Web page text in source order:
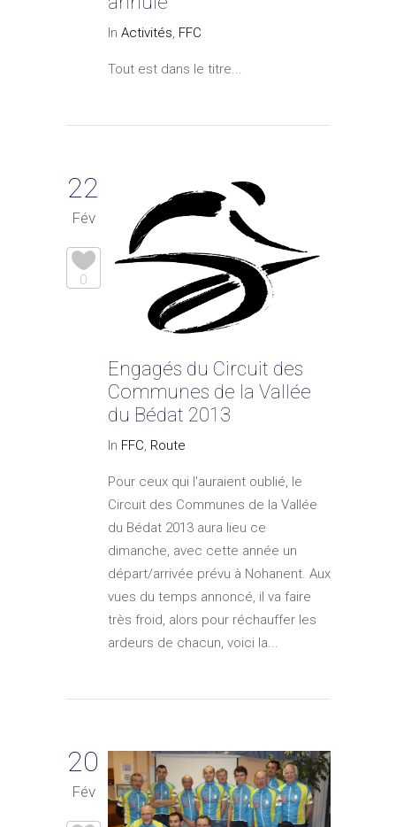
In Activités FFC
Tout est dans le titre...
22
Fév
0
Engagés du Circuit des
Communes de la Vallée
du Bédat 2013
In FFC, Route
Pour ceux qui l'auraient oublié, le
Circuit des Communes de la Vallée
du Bédat 2013 aura lieu ce
dimanche, avec cette année un
départ/arrivée prévu à Nohanent. Aux
vues du temps annoncé, il va faire
très froid, alors pour réchauffer les
ardeurs de chacun, voici la...
20
Fév